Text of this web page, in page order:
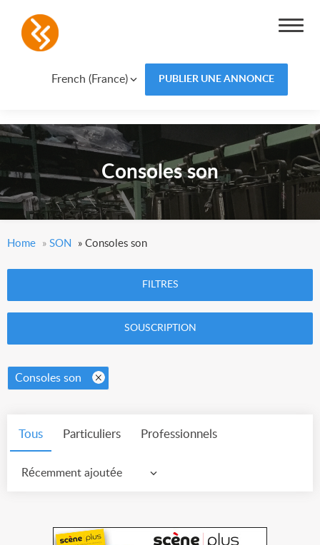
French (France) PUBLIER UNE ANNONCE
Consoles son
Home » SON » Consoles son
FILTRES
SOUSCRIPTION
Consoles son
Tous Particuliers Professionnels
Récemment ajoutée